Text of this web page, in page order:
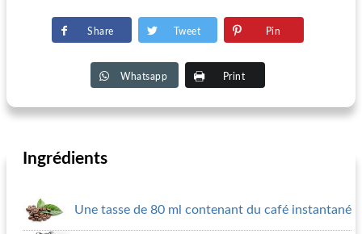
Share Tweet Pin
Whatsapp Print
Ingrédients
Une tasse de 80 ml contenant du café instantané